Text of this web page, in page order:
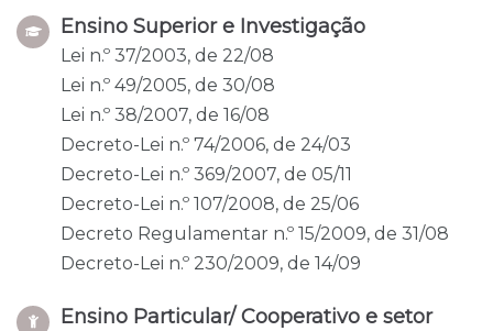
Ensino Superior e Investigação
Lei n.º 37/2003, de 22/08
Lei n.º 49/2005, de 30/08
Lei n.º 38/2007, de 16/08
Decreto-Lei n.º 74/2006, de 24/03
Decreto-Lei n.º 369/2007, de 05/11
Decreto-Lei n.º 107/2008, de 25/06
Decreto Regulamentar n.º 15/2009, de 31/08
Decreto-Lei n.º 230/2009, de 14/09
Ensino Particular/ Cooperativo e setor